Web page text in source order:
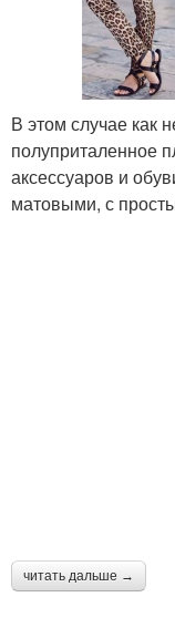
В этом случае как
полуприталенное
аксессуаров и
матовыми, с
читать дальше →